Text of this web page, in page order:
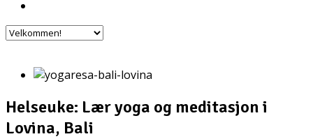
Helseuke: Lær yoga og meditasjon i
Lovina, Bali